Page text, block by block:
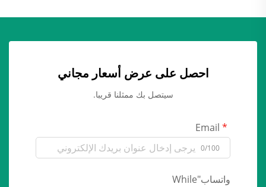
احصل على عرض أسعار مجاني
سيتصل بك ممثلنا قريبا.
0/100
واتساب"While